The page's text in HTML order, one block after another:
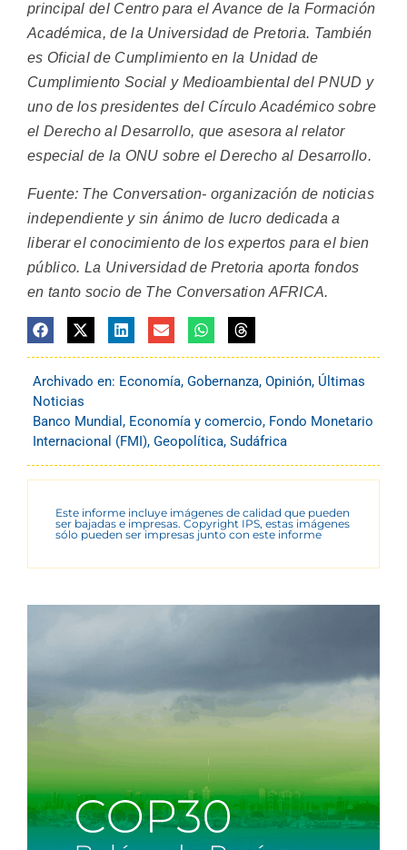
principal del Centro para el Avance de la Formación
Académica, de la Universidad de Pretoria. También
es Oficial de Cumplimiento en la Unidad de
Cumplimiento Social y Medioambiental del PNUD y
uno de los presidentes del Círculo Académico sobre
el Derecho al Desarrollo, que asesora al relator
especial de la ONU sobre el Derecho al Desarrollo.
Fuente: The Conversation- organización de noticias
independiente y sin ánimo de lucro dedicada a
liberar el conocimiento de los expertos para el bien
público. La Universidad de Pretoria aporta fondos
en tanto socio de The Conversation AFRICA.
Archivado en: Economía, Gobernanza, Opinión, Últimas
Noticias
Banco Mundial , Economía y comercio, Fondo Monetario
Internacional (FMI), Geopolítica, Sudáfrica
Este informe incluye imágenes de calidad que pueden
ser bajadas e impresas. Copyright IPS, estas imágenes
sólo pueden ser impresas junto con este informe